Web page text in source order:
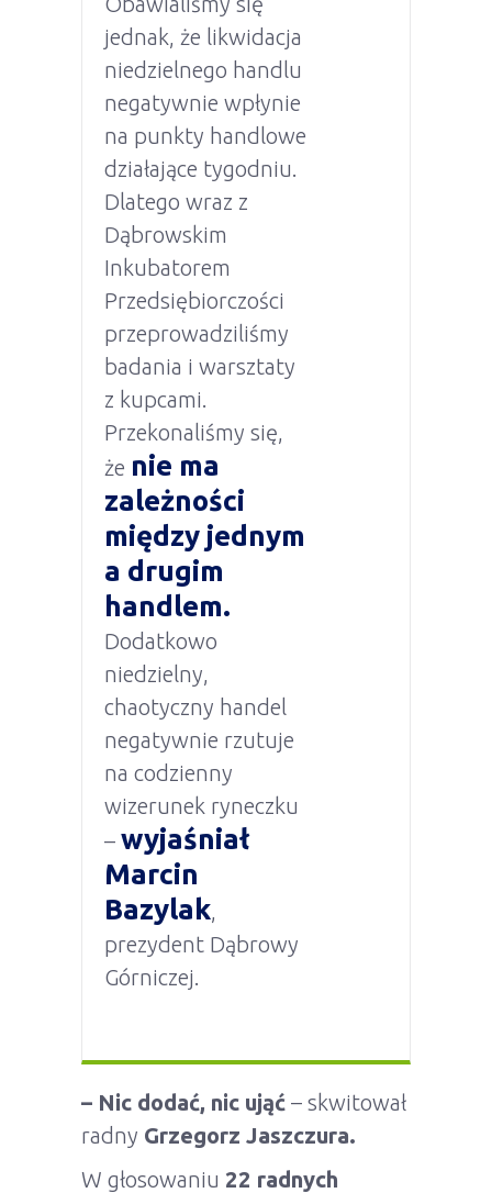
jednak, że likwidacja
niedzielnego handlu
negatywnie wpłynie
na punkty handlowe
działające tygodniu.
Dlatego wraz z
Dąbrowskim
Inkubatorem
Przedsiębiorczości
przeprowadziliśmy
badania i warsztaty
z kupcami.
Przekonaliśmy się,
że nie ma
zależności
między jednym
a drugim
handlem.
Dodatkowo
niedzielny,
chaotyczny handel
negatywnie rzutuje
na codzienny
wizerunek ryneczku
– wyjaśniał
Marcin
Bazylak
prezydent Dąbrowy
Górniczej.
– Nic dodać, nic ująć – skwitował
radny Grzegorz Jaszczura.
W głosowaniu 22 radnych